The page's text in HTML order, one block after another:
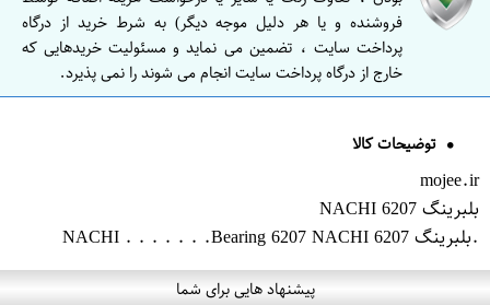
فروشنده و یا هر دلیل موجه دیگر) به شرط خرید از درگاه
پرداخت سایت ، تضمین می نماید و مسئولیت خریدهایی که
خارج از درگاه پرداخت سایت انجام می شوند را نمی پذیرد.
توضیحات کالا
mojee.ir
بلبرینگ 6207 NACHI
.بلبرینگ 6207 NACHI . . . . . . .Bearing 6207 NACHI
پیشنهاد هایی برای شما